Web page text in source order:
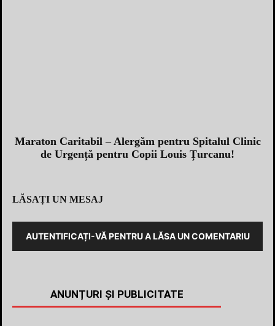
Maraton Caritabil – Alergăm pentru Spitalul Clinic
de Urgență pentru Copii Louis Țurcanu!
LĂSAȚI UN MESAJ
AUTENTIFICAȚI-VĂ PENTRU A LĂSA UN COMENTARIU
ANUNȚURI ȘI PUBLICITATE